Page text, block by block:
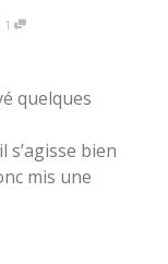
1
quelques
s’agisse bien
mis une